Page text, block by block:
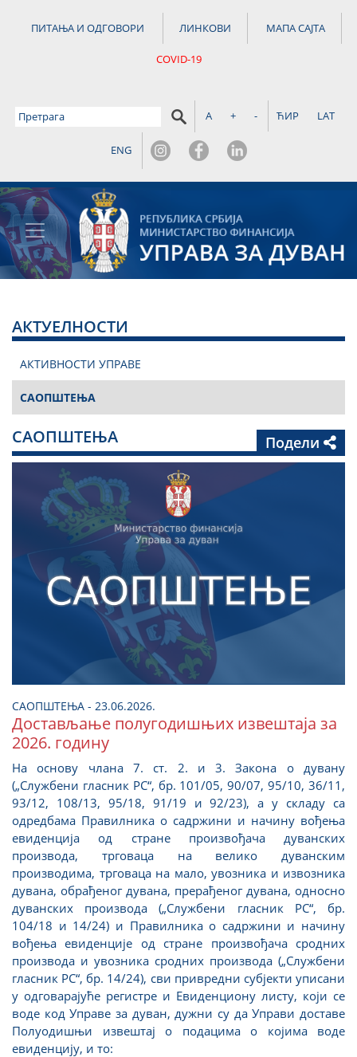
ПИТАЊА И ОДГОВОРИ ЛИНКОВИ МАПА САЈТА
COVID-19
A + - ЋИР LAT
ENG
АКТУЕЛНОСТИ
АКТИВНОСТИ УПРАВЕ
САОПШТЕЊА
САОПШТЕЊА Подели
САОПШТЕЊА - 23.06.2026.
Достављање полугодишњих извештаја за
2026. годину
На основу члана 7. ст. 2. и 3. Закона о дувану
(„Службени гласник РС“, бр. 101/05, 90/07, 95/10, 36/11,
93/12, 108/13, 95/18, 91/19 и 92/23), а у складу са
одредбама Правилникa о садржини и начину вођења
евиденција од стране произвођача дуванских
производа, трговаца на велико дуванским
производима, трговаца на мало, увозника и извозника
дувана, обрађеног дувана, прерађеног дувана, односно
дуванских производа („Службени гласник РС“, бр.
104/18 и 14/24) и Правилника о садржини и начину
вођења евиденције од стране произвођача сродних
производа и увозника сродних производа („Службени
гласник РС“, бр. 14/24), сви привредни субјекти уписани
у одговарајуће регистре и Евиденциону листу, који се
воде код Управе за дуван, дужни су да Управи доставе
Полуодишњи извештај о подацима о којима воде
евиденцију, и то: